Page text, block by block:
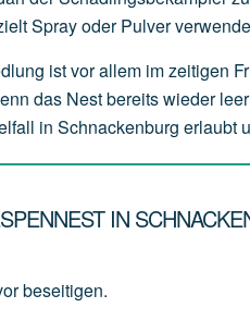
Sprayoder Pulver
ist vor allem im zeitigen
das Nest bereits wieder
in Schnackenburg erlaubt
IN
beseitigen.